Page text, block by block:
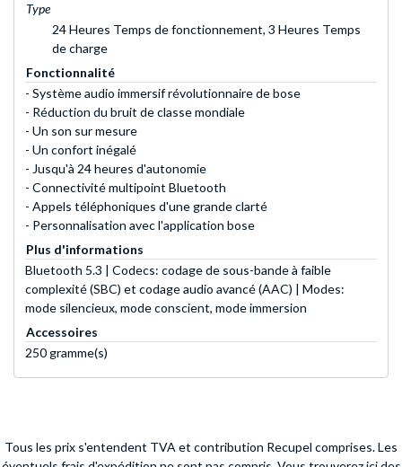
Type
24 Heures Temps de fonctionnement, 3 Heures Temps
de charge
Fonctionnalité
- Système audio immersif révolutionnaire de bose
- Réduction du bruit de classe mondiale
- Un son sur mesure
- Un confort inégalé
- Jusqu'à 24 heures d'autonomie
- Connectivité multipoint Bluetooth
- Appels téléphoniques d'une grande clarté
- Personnalisation avec l'application bose
Plus d'informations
Bluetooth 5.3 | Codecs: codage de sous-bande à faible
complexité (SBC) et codage audio avancé (AAC) | Modes:
mode silencieux, mode conscient, mode immersion
Accessoires
250 gramme(s)
Tous les prix s'entendent TVA et contribution Recupel comprises. Les